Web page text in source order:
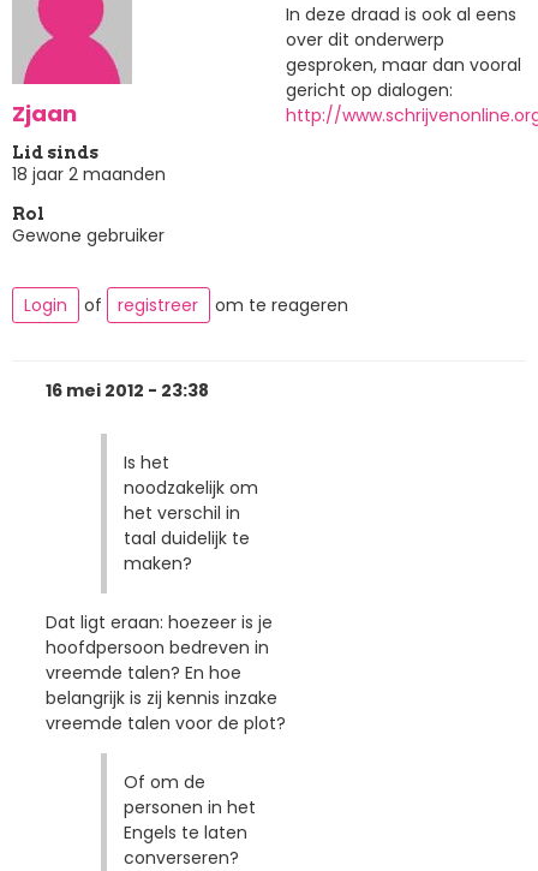
Zjaan
Lid sinds
18 jaar 2 maanden
Rol
Gewone gebruiker
In deze draad is ook al eens
over dit onderwerp
gesproken, maar dan vooral
gericht op dialogen:
http://
Login of registreer om te reageren
16 mei 2012 - 23:38
Is het
noodzakelijk om
het verschil in
taal duidelijk te
maken?
Dat ligt eraan: hoezeer is je
hoofdpersoon bedreven in
vreemde talen? En hoe
belangrijk is zij kennis inzake
vreemde talen voor de plot?
Of om de
personen in het
Engels te laten
converseren?